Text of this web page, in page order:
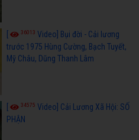
36013 Video] Bụi đời - Cải lương
trước 1975 Hùng Cường, Bạch Tuyết,
Mỹ Châu, Dũng Thanh Lâm
34575 Video] Cải Lương Xã Hội: SỐ
PHẬN